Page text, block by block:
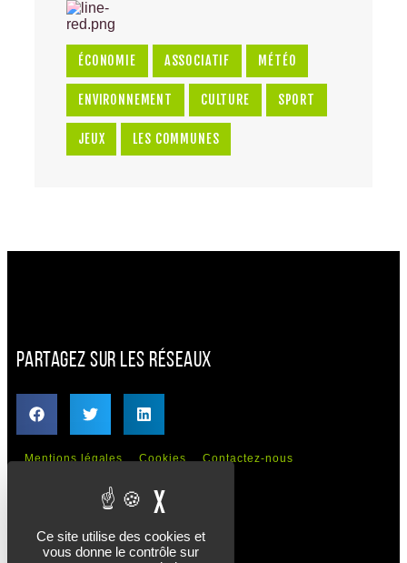
Ce site utilise des cookies et
vous donne le contrôle sur
X
ÉCONOMIE ASSOCIATIF MÉTÉO
ENVIRONNEMENT CULTURE SPORT
JEUX LES COMMUNES
PARTAGEZ SUR LES RÉSEAUX
Mentions légales Cookies Contactez-nous
Bâtiment Adrien Durand